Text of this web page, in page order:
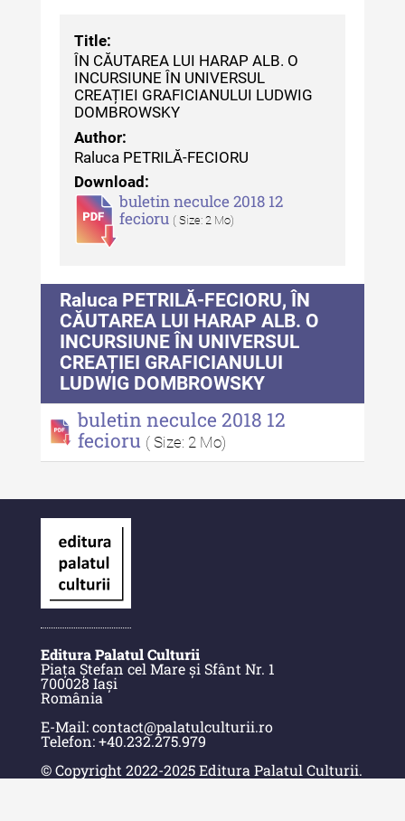
Buletinul Centrului de Cercetare
și Conservare-Restaurare a
Patrimoniului - 2021
Buletinul Centrului de Cercetare
și Conservare-Restaurare a
Patrimoniului - 2020
Buletinul Centrului de Cercetare
și Conservare-Restaurare a
Indexul Complet
MediCult - Revista de mediere
culturală
MediCult - Revista de mediere
culturală IV (2025)
MediCult - Revista de mediere
MediCult - Revista de mediere
culturală II (2023)
Indexul Complet
Acta Pangratia
Acta Pangratia I (2023)
Acta Pangratia II (2024)
Acta Pangratia III (2025)
Indexul Complet
Title:
ÎN CĂUTAREA LUI HARAP ALB. O
INCURSIUNE ÎN UNIVERSUL
CREAȚIEI GRAFICIANULUI LUDWIG
DOMBROWSKY
Author:
Raluca PETRILĂ-FECIORU
Download:
buletin neculce 2018 12
fecioru ( Size: 2 Mo)
Raluca PETRILĂ-FECIORU, ÎN
CĂUTAREA LUI HARAP ALB. O
INCURSIUNE ÎN UNIVERSUL
CREAȚIEI GRAFICIANULUI
LUDWIG DOMBROWSKY
buletin neculce 2018 12
fecioru ( Size: 2 Mo)
Editura Palatul Culturii
Piața Ștefan cel Mare și Sfânt Nr. 1
700028 Iași
România
E-Mail: contact@palatulculturii.ro
Telefon: +40.232.275.979
© Copyright 2022-2025 Editura Palatul Culturii.